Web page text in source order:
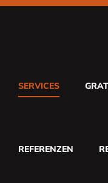
Zum
SERVICES
REFERENZEN